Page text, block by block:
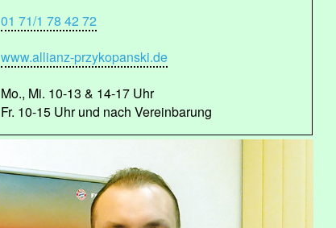
01 71/1 78 42 72
www.allianz-przykopanski.de
Mo., Mi. 10-13 & 14-17 Uhr
Fr. 10-15 Uhr und nach Vereinbarung